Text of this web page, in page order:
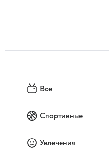
Все
Спортивные
Увлечения